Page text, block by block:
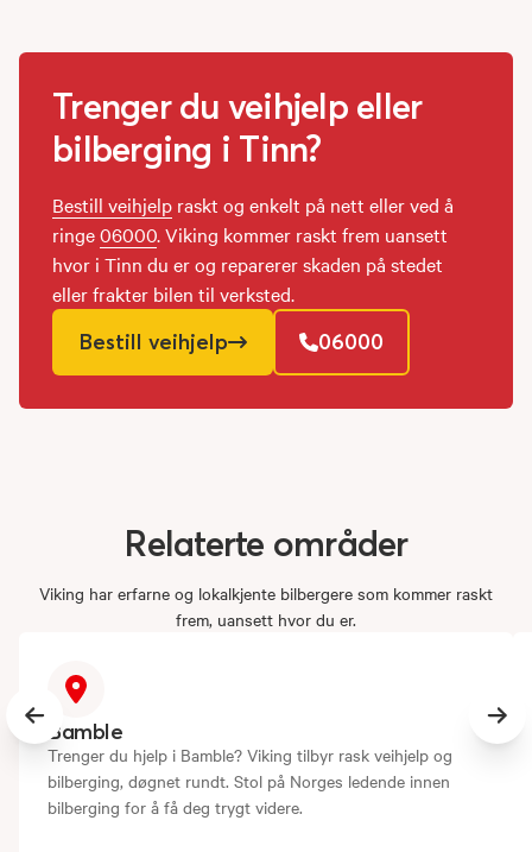
Trenger du veihjelp eller
bilberging i Tinn?
Bestill veihjelp raskt og enkelt på nett eller ved å
ringe06000. Viking kommer raskt frem uansett
hvor i Tinn du er og reparerer skaden på stedet
eller frakter bilen til verksted.
Bestill veihjelp 06000
Relaterte områder
Viking har erfarne og lokalkjente bilbergere som kommer raskt
frem, uansett hvor du er.
Bamble
Trenger du hjelp i Bamble? Viking tilbyr rask veihjelp og
bilberging, døgnet rundt. Stol på Norges ledende innen
bilberging for å få deg trygt videre.
Previous slide